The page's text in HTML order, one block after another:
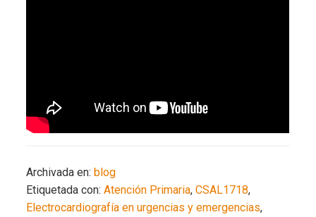
Archivada en:blog
Etiquetada con:Atención Primaria,CSAL1718,
Electrocardiografía en urgencias y emergencias,